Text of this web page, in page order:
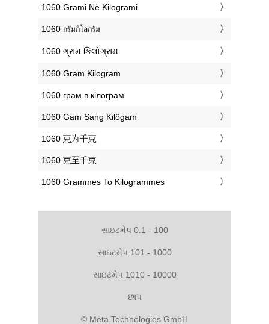
‎1060 Grami Në Kilogrami
‎1060 กรัมกิโลกรัม
‎1060 ગ્રામ કિલોગ્રામ
‎1060 Gram Kilogram
‎1060 грам в кілограм
‎1060 Gam Sang Kilôgam
‎1060 克为千克
‎1060 克至千克
‎1060 Grammes To Kilogrammes
સાઇટમેપ 0.1 - 100
સાઇટમેપ 101 - 1000
સાઇટમેપ 1010 - 10000
છાપ
© Meta Technologies GmbH